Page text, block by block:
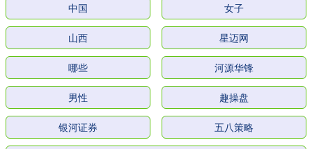
中国 女子
山西 星迈网
哪些 河源华锋
男性 趣操盘
银河证券 五八策略